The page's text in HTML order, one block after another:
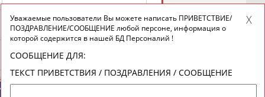
рассылке: 996
Уважаемые пользователи Вы можете написать ПРИВЕТСТВИЕ/
ПОЗДРАВЛЕНИЕ/СООБЩЕНИЕ любой персоне, информация о
которой содержится в нашей БД Персоналий !
СООБЩЕНИЕ ДЛЯ:
ТЕКСТ ПРИВЕТСТВИЯ / ПОЗДРАВЛЕНИЯ / СООБЩЕНИЕ